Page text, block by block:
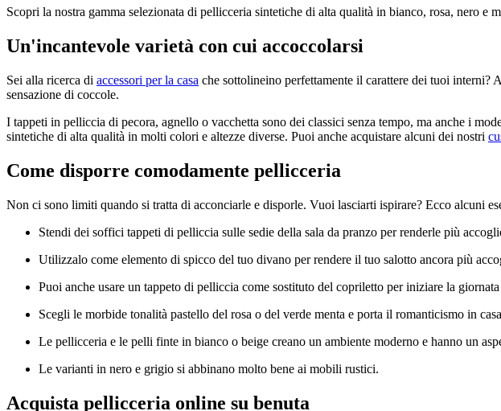
Scopri la nostra gamma selezionata di pellicceria sintetiche di alta qualità in bianco, rosa, nero
Un'incantevole varietà con cui accoccolarsi
Sei alla ricerca di accessori per la casa che sottolineino perfettamente il carattere dei tuoi interni?
sensazione di coccole.
I tappeti in pelliccia di pecora, agnello o vacchetta sono dei classici senza tempo, ma anche i
sintetiche di alta qualità in molti colori e altezze diverse. Puoi anche acquistare alcuni dei nostri
Come disporre comodamente pellicceria
Non ci sono limiti quando si tratta di acconciarle e disporle. Vuoi lasciarti ispirare? Ecco alcuni
Stendi dei soffici tappeti di pelliccia sulle sedie della sala da pranzo per renderle più
Utilizzalo come elemento di spicco del tuo divano per rendere il tuo salotto ancora più
Puoi anche usare un tappeto di pelliccia come sostituto del copriletto per iniziare la
Scegli le morbide tonalità pastello del rosa o del verde menta e porta il romanticismo in
Le pellicceria e le pelli finte in bianco o beige creano un ambiente moderno e hanno un
Le varianti in nero e grigio si abbinano molto bene ai mobili rustici.
Acquista pellicceria online su benuta